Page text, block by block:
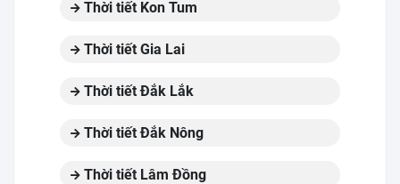
Thời tiết Kon Tum
Thời tiết Gia Lai
Thời tiết Đắk Lắk
Thời tiết Đắk Nông
Thời tiết Lâm Đồng